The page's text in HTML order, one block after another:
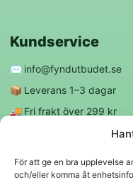
För att ge en bra upplevelse
och/eller komma åt
Kundservice
✉️ info@fyndutbudet.se
📦 Leverans 1–3 dagar
🚚 Fri frakt över 299 kr